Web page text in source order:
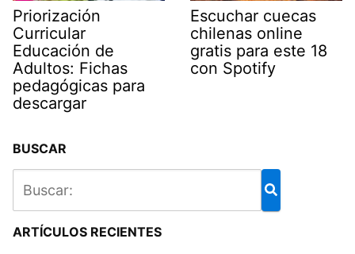
Priorización
Curricular
Educación de
Adultos: Fichas
pedagógicas para
descargar
Escuchar cuecas
chilenas online
gratis para este 18
con Spotify
BUSCAR
ARTÍCULOS RECIENTES